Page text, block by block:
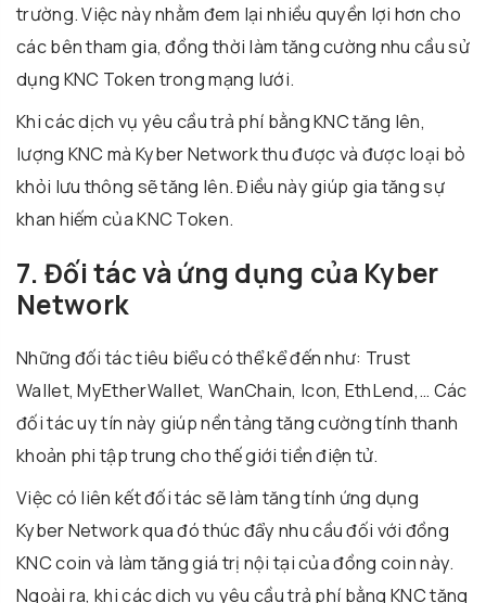
trường. Việc này nhằm đem lại nhiều quyền lợi hơn cho
các bên tham gia, đồng thời làm tăng cường nhu cầu sử
dụng KNC Token trong mạng lưới.
Khi các dịch vụ yêu cầu trả phí bằng KNC tăng lên,
lượng KNC mà Kyber Network thu được và được loại bỏ
khỏi lưu thông sẽ tăng lên. Điều này giúp gia tăng sự
khan hiếm của KNC Token.
7. Đối tác và ứng dụng của Kyber
Network
Những đối tác tiêu biểu có thể kể đến như: Trust
Wallet, MyEtherWallet, WanChain, Icon, EthLend,… Các
đối tác uy tín này giúp nền tảng tăng cường tính thanh
khoản phi tập trung cho thế giới tiền điện tử.
Việc có liên kết đối tác sẽ làm tăng tính ứng dụng
Kyber Network qua đó thúc đẩy nhu cầu đối với đồng
KNC coin và làm tăng giá trị nội tại của đồng coin này.
Ngoài ra, khi các dịch vụ yêu cầu trả phí bằng KNC tăng